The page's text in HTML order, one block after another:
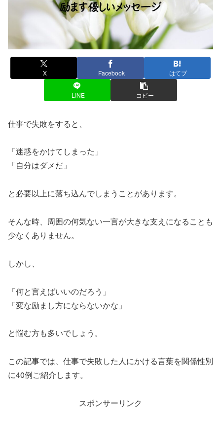
X Facebook はてブ
LINE コピー
仕事で失敗をすると、
「迷惑をかけてしまった」
「自分はダメだ」
と必要以上に落ち込んでしまうことがあります。
そんな時、周囲の何気ない一言が大きな支えになることも
少なくありません。
しかし、
「何と言えばいいのだろう」
「変な励まし方にならないかな」
と悩む方も多いでしょう。
この記事では、仕事で失敗した人にかける言葉を関係性別
に40例ご紹介します。
スポンサーリンク